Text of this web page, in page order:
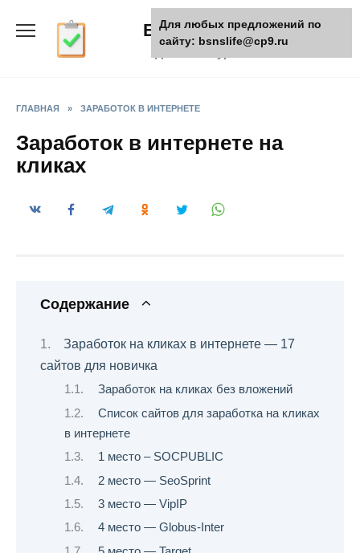
БизнесЖизнь
ГЛАВНАЯ » ЗАРАБОТОК В ИНТЕРНЕТЕ
Заработок в интернете на
кликах
Содержание
Заработок на кликах в интернете — 17
сайтов для новичка
Заработок на кликах без вложений
Список сайтов для заработка на кликах
в интернете
1 место – SOCPUBLIC
2 место — SeoSprint
3 место — VipIP
4 место — Globus-Inter
Для любых предложений по
сайту: bsnslife@cp9.ru